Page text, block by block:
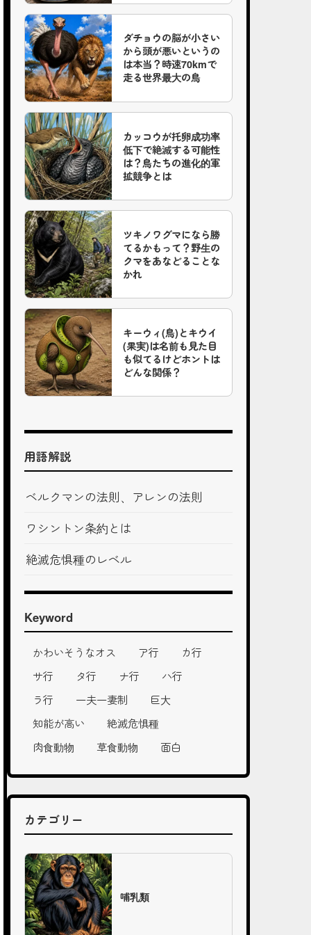
ダチョウの脳が小さい
から頭が悪いというの
は本当？時速70kmで
走る世界最大の鳥
カッコウが托卵成功率
低下で絶滅する可能性
は？鳥たちの進化的軍
拡競争とは
ツキノワグマになら勝
てるかもって？野生の
クマをあなどることな
かれ
キーウィ(鳥)とキウイ
(果実)は名前も見た目
も似てるけどホントは
どんな関係？
用語解説
ベルクマンの法則、アレンの法則
ワシントン条約とは
絶滅危惧種のレベル
Keyword
かわいそうなオス ア行
カ行
サ行
タ行 ナ行
ハ行
ラ行
一夫一妻制
巨大
知能が高い
絶滅危惧種
肉食動物
草食動物 面白
カテゴリー
哺乳類